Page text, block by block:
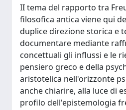
II tema del rapporto tra
filosofica antica viene qui
duplice direzione storica e
documentare mediante
concettuali gli influssi e le
pensiero greco e della
aristotelica nell'orizzonte
anche chiarire, alla luce di
profilo dell'epistemologia